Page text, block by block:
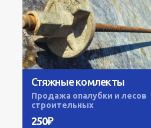
Стяжные комлекты
Продажа опалубки и лесов
строительных
250₽